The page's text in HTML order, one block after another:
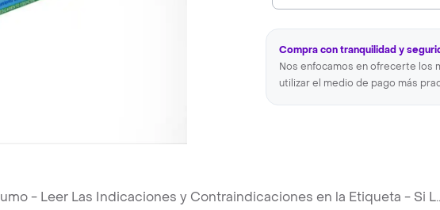
Compra con tranquilidad y
Nos enfocamos en ofrecerte los
utilizar el medio de pago más
- Leer Las Indicaciones y Contraindicaciones en la Etiqueta - Si L